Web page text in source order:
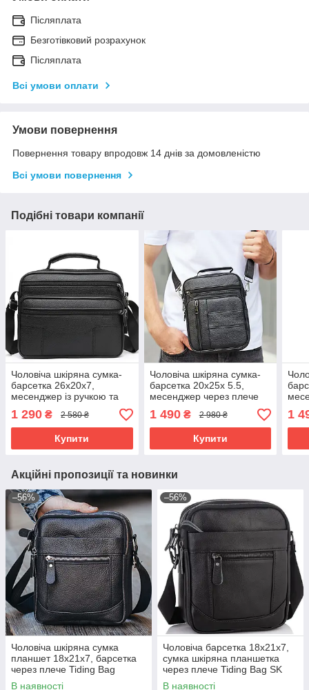
Післяплата
Безготівковий розрахунок
Післяплата
Всі умови оплати
Умови повернення
Повернення товару впродовж 14 днів за домовленістю
Всі умови повернення
Подібні товари компанії
Чоловіча шкіряна сумка-
барсетка 26х20х7,
месенджер із ручкою та
ременем через плече BX-
10041 чорний
1 290 ₴ 2 580 ₴
Купити
Чоловіча шкіряна сумка-
барсетка 20х25х 5.5,
месенджер через плече
Bexhill BX-02103 чорний
1 490₴ 2 980 ₴
Купити
1
Акційні пропозиції та новинки
–56%
Чоловіча шкіряна сумка
планшет 18х21х7, барсетка
через плече Tiding Bag
LA3314-1BL чорна
В наявності
–56%
Чоловіча барсетка 18х21х7,
сумка шкіряна планшетка
через плече Tiding Bag SK
N5386 чорна
В наявності